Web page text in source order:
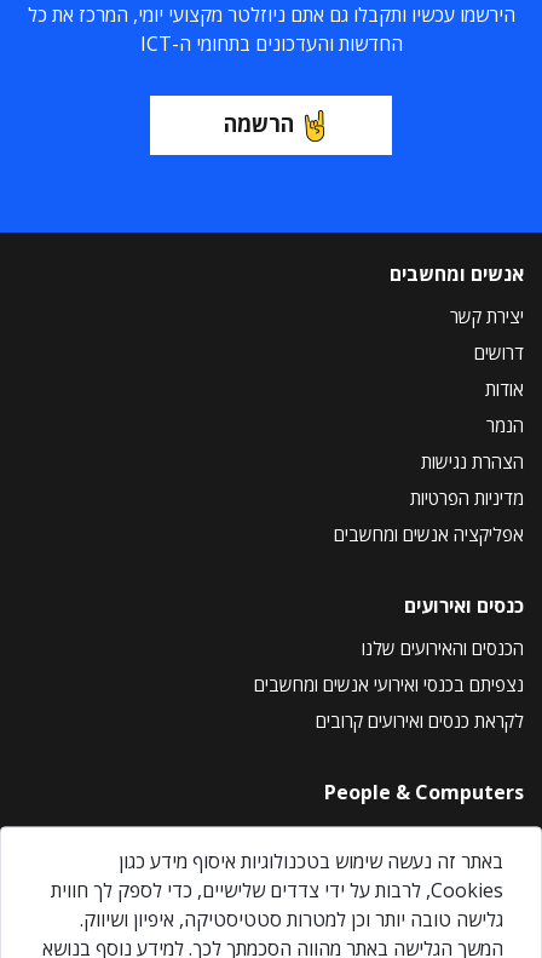
הירשמו עכשיו ותקבלו גם אתם ניוזלטר מקצועי יומי, המרכז את כל
החדשות והעדכונים בתחומי ה-ICT
הרשמה
אנשים ומחשבים
יצירת קשר
דרושים
אודות
הנמר
הצהרת נגישות
מדיניות הפרטיות
אפליקציה אנשים ומחשבים
כנסים ואירועים
הכנסים והאירועים שלנו
נצפיתם בכנסי ואירועי אנשים ומחשבים
לקראת כנסים ואירועים קרובים
People & Computers
About Us
Privacy Policy
Contact Us
Our Events
באתר זה נעשה שימוש בטכנולוגיות איסוף מידע כגון
Cookies, לרבות על ידי צדדים שלישיים, כדי לספק לך חווית
גלישה טובה יותר וכן למטרות סטטיסטיקה, איפיון ושיווק.
המשך הגלישה באתר מהווה הסכמתך לכך. למידע נוסף בנושא